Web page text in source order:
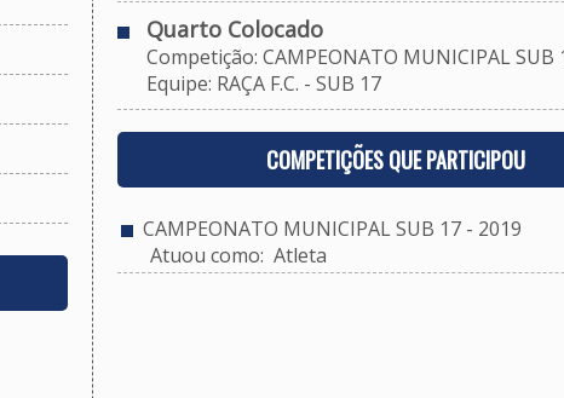
Quarto Colocado
Competição: CAMPEONATO MUNICIPAL SUB
Equipe: RAÇA F.C. - SUB 17
COMPETIÇÕES QUE PARTICIPOU
CAMPEONATO MUNICIPAL SUB 17 - 2019
Atuou como: Atleta